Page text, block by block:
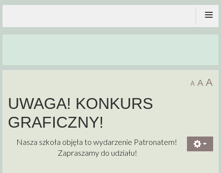
≡
A A A
UWAGA! KONKURS
GRAFICZNY!
Nasza szkoła objęła to wydarzenie Patronatem!
Zapraszamy do udziału!